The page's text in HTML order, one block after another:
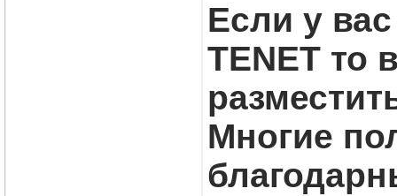
Если у
TENET то
Многие